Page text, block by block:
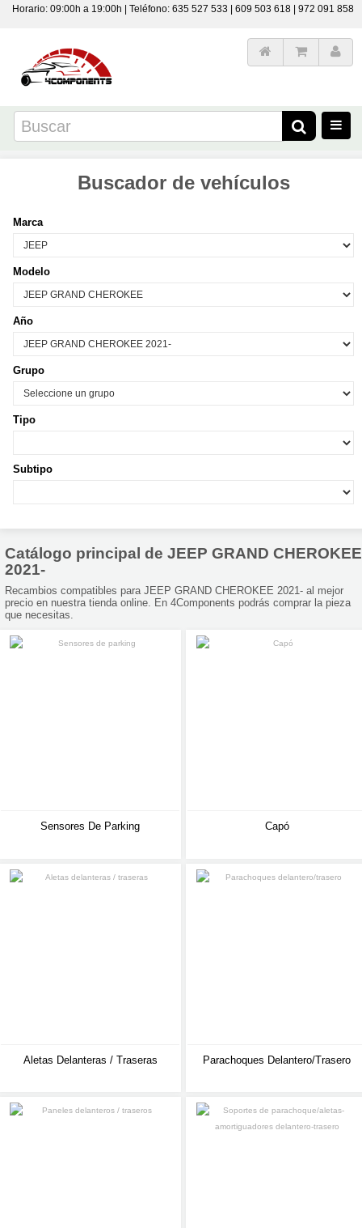
Horario: 09:00h a 19:00h | Teléfono: 635 527 533 | 609 503 618 | 972 091 858
Buscador de vehículos
Marca
Modelo
Año
Grupo
Tipo
Subtipo
Catálogo principal de JEEP GRAND CHEROKEE
2021-
Recambios compatibles para JEEP GRAND CHEROKEE 2021- al mejor
precio en nuestra tienda online. En 4Components podrás comprar la pieza
que necesitas.
Sensores De Parking Capó
Aletas Delanteras / Traseras Parachoques Delantero/trasero